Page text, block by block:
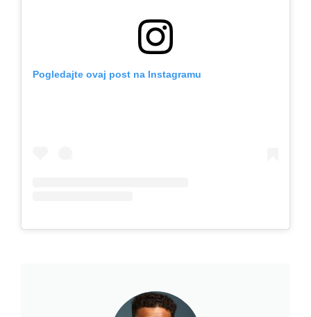
Pogledajte ovaj post na Instagramu